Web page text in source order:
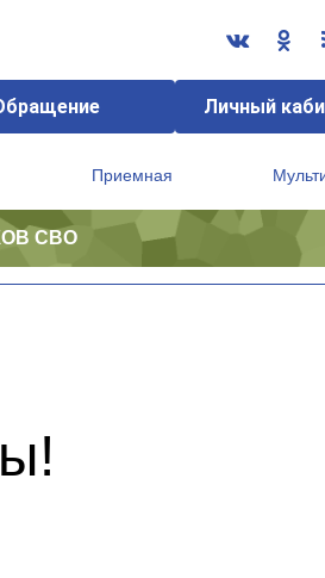
Личный
Приемная
СВО